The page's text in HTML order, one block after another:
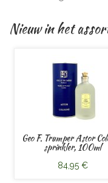
Nieuw in het
Geo F. Trumper Astor
sprinkler, 100ml
84,95 €